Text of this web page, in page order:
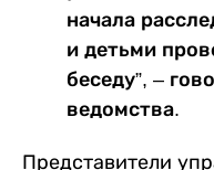
начала
и детьми
беседу”, –
ведомства.
Представители